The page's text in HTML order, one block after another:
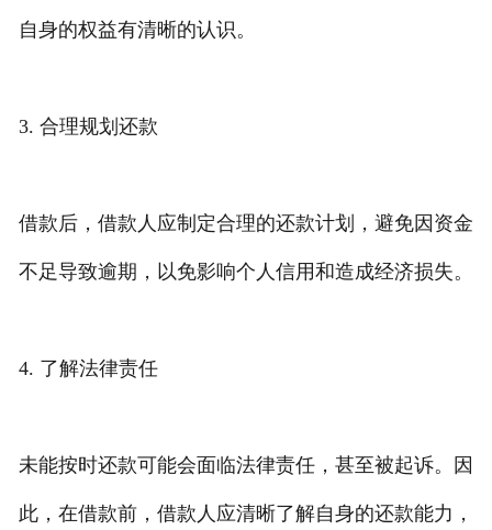
自身的权益有清晰的认识。
3. 合理规划还款
借款后，借款人应制定合理的还款计划，避免因资金
不足导致逾期，以免影响个人信用和造成经济损失。
4. 了解法律责任
未能按时还款可能会面临法律责任，甚至被起诉。因
此，在借款前，借款人应清晰了解自身的还款能力，